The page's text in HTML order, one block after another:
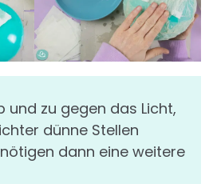
und zu gegen das Licht,
dünne Stellen
dann eine weitere